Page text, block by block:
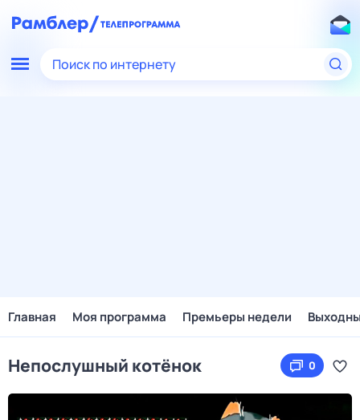
Поиск по интернету
Главная Моя программа Премьеры недели
Непослушный котёнок 0